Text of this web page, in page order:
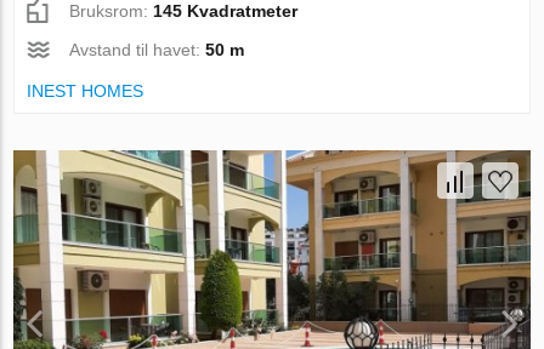
Bruksrom: 145 Kvadratmeter
Avstand til havet:50 m
INEST HOMES